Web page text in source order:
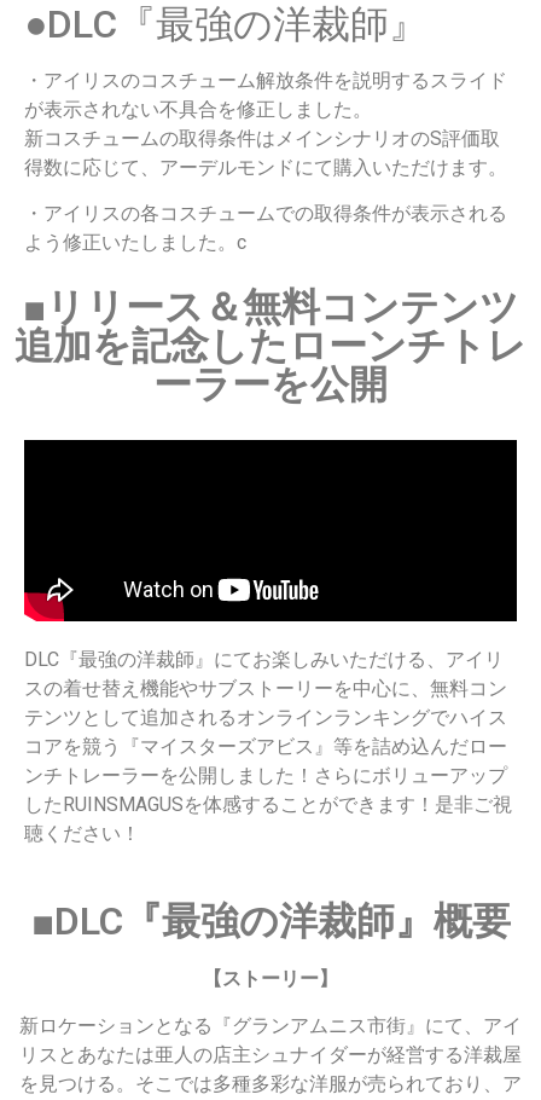
●DLC『最強の洋裁師』
・アイリスのコスチューム解放条件を説明するスライド
が表示されない不具合を修正しました。
新コスチュームの取得条件はメインシナリオのS評価取
得数に応じて、アーデルモンドにて購入いただけます。
・アイリスの各コスチュームでの取得条件が表示される
よう修正いたしました。c
■リリース＆無料コンテンツ
追加を記念したローンチトレ
ーラーを公開
DLC『最強の洋裁師』にてお楽しみいただける、アイリ
スの着せ替え機能やサブストーリーを中心に、無料コン
テンツとして追加されるオンラインランキングでハイス
コアを競う『マイスターズアビス』等を詰め込んだロー
ンチトレーラーを公開しました！さらにボリューアップ
したRUINSMAGUSを体感することができます！是非ご視
聴ください！
■DLC『最強の洋裁師』概要
【ストーリー】
新ロケーションとなる『グランアムニス市街』にて、アイ
リスとあなたは亜人の店主シュナイダーが経営する洋裁屋
を見つける。そこでは多種多彩な洋服が売られており、ア